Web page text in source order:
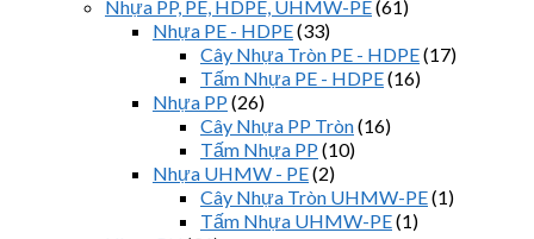
Nhựa PP, PE, HDPE, UHMW-PE(61)
Nhựa PE - HDPE(33)
Cây Nhựa Tròn PE - HDPE(17)
Tấm Nhựa PE - HDPE(16)
Nhựa PP (26)
Cây Nhựa PP Tròn(16)
Tấm Nhựa PP (10)
Nhựa UHMW - PE(2)
Cây Nhựa Tròn UHMW-PE(1)
Tấm Nhựa UHMW-PE(1)